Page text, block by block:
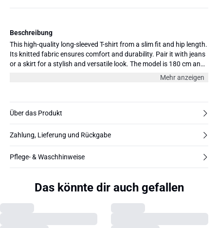
Beschreibung
This high-quality long-sleeved T-shirt from a slim fit and hip length.
Its knitted fabric ensures comfort and durability. Pair it with jeans
or a skirt for a stylish and versatile look. The model is 180 cm and
Mehr anzeigen
Über das Produkt
Zahlung, Lieferung und Rückgabe
Pflege- & Waschhinweise
Das könnte dir auch gefallen